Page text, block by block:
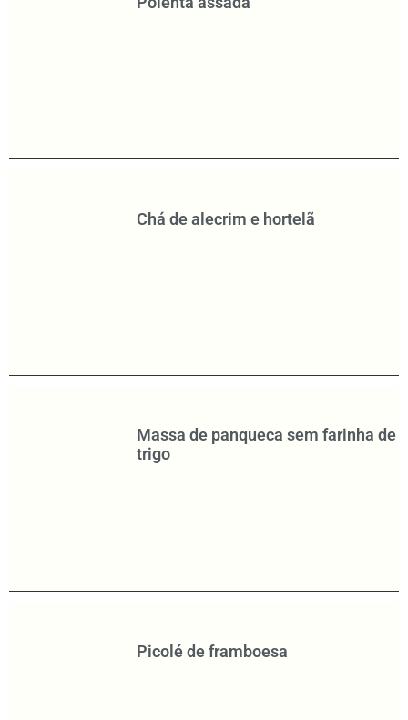
Chá de alecrim e hortelã
Massa de panqueca sem farinha de
trigo
Picolé de framboesa